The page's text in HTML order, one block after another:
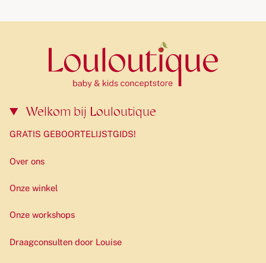
Welkom bij Louloutique
GRATIS GEBOORTELIJSTGIDS!
Over ons
Onze winkel
Onze workshops
Draagconsulten door Louise